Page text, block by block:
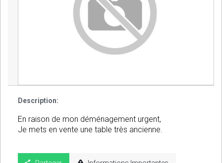
Description:
En raison de mon déménagement urgent,
Je mets en vente une table très ancienne.